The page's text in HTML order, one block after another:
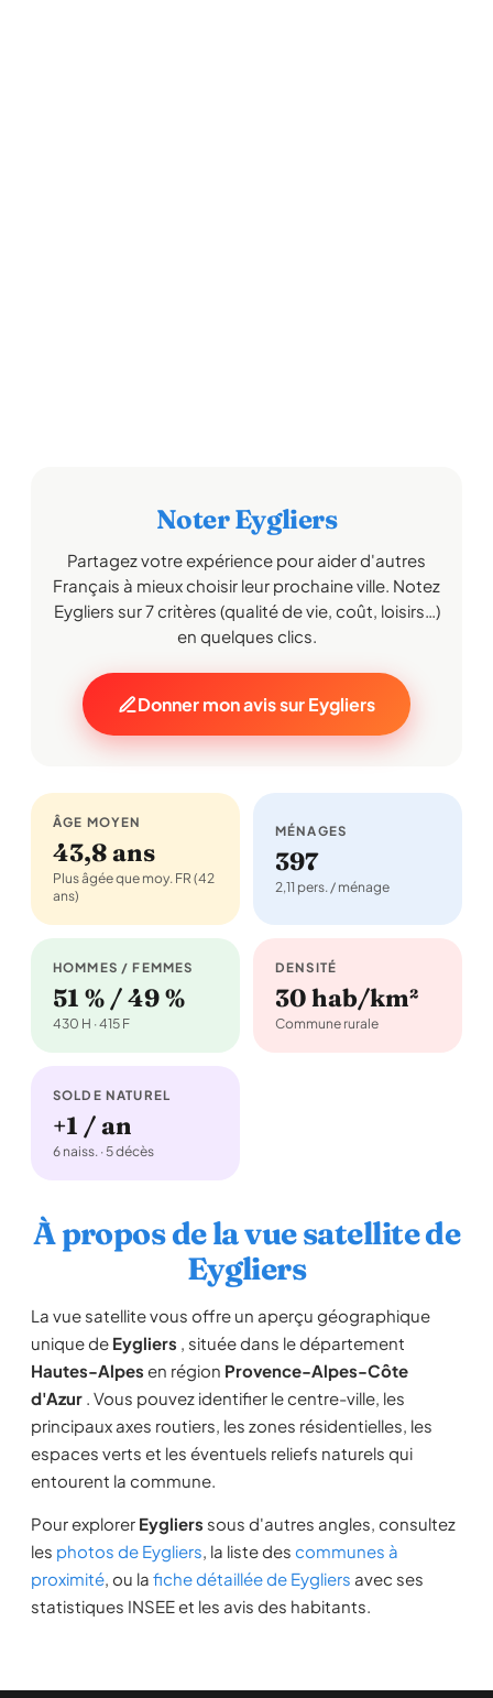
Noter Eygliers
Partagez votre expérience pour aider d'autres
Français à mieux choisir leur prochaine ville. Notez
Eygliers sur 7 critères (qualité de vie, coût, loisirs…)
en quelques clics.
Donner mon avis sur Eygliers
ÂGE MOYEN
43,8 ans
Plus âgée que moy. FR (42
ans)
MÉNAGES
397
2,11 pers. / ménage
HOMMES / FEMMES
51 % / 49 %
430 H · 415 F
DENSITÉ
30 hab/km²
Commune rurale
SOLDE NATUREL
+1 / an
6 naiss. · 5 décès
À propos de la vue satellite de
Eygliers
La vue satellite vous offre un aperçu géographique
unique de Eygliers , située dans le département
Hautes-Alpes en région Provence-Alpes-Côte
d'Azur . Vous pouvez identifier le centre-ville, les
principaux axes routiers, les zones résidentielles, les
espaces verts et les éventuels reliefs naturels qui
entourent la commune.
Pour explorer Eygliers sous d'autres angles, consultez
les photos de Eygliers, la liste des communes à
proximité, ou la fiche détaillée de Eygliers avec ses
statistiques INSEE et les avis des habitants.